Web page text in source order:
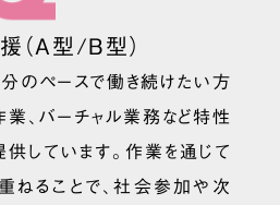
（A型/B型）
のペースで働き続けたい方
、バーチャル業務など特性
しています。作業を通じて
ねることで、社会参加や次